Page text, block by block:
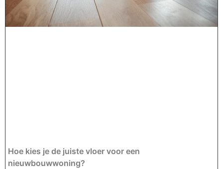
Hoe kies je de juiste vloer voor een
nieuwbouwwoning?